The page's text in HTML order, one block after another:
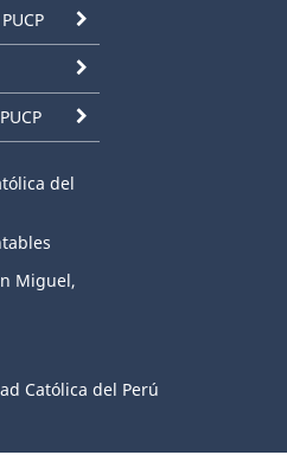
del
Miguel,
Católica del Perú